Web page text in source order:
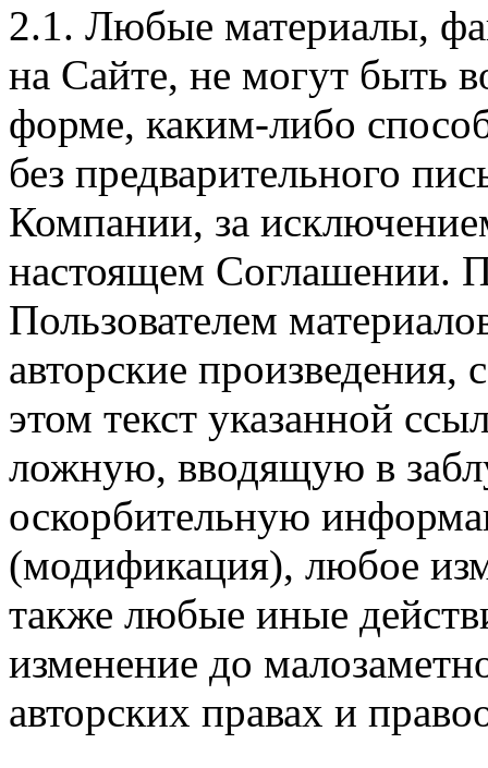
2.1. Любые материалы,
на Сайте, не могут быть
форме, каким-либо
без предварительного
Компании, за
настоящем Соглашении.
Пользователем
авторские произведения,
этом текст указанной
ложную, вводящую в
оскорбительную
(модификация), любое
также любые иные
изменение до
авторских правах и